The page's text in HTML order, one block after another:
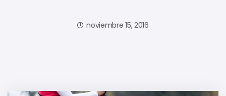
noviembre 15, 2016